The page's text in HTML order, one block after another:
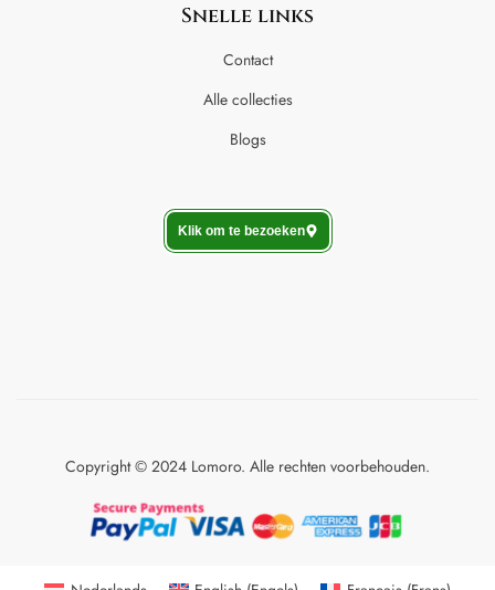
Snelle links
Contact
Alle collecties
Blogs
Klik om te bezoeken
Copyright © 2024 Lomoro. Alle rechten voorbehouden.